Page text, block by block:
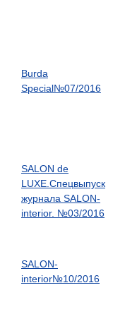
Burda
Special№07/2016
SALON de
LUXE.Спецвыпуск
журнала SALON-
interior. №03/2016
SALON-
interior№10/2016